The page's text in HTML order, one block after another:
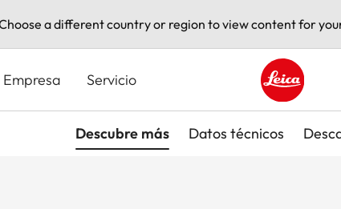
a different country or region to view content for
Empresa Servicio
Leica logo -
Descubre más Datos técnicos